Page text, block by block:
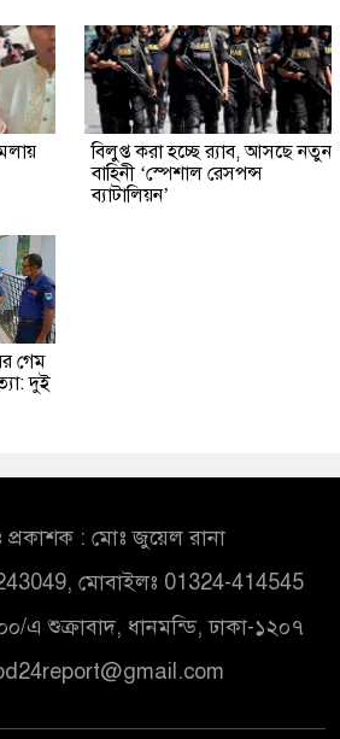
বিলুপ্ত করা হচ্ছে র‍্যাব, আসছে নতুন
বাহিনী ‘স্পেশাল রেসপন্স
ব্যাটালিয়ন’
গেম
দুই
: মোঃ জুয়েল রানা
মোবাইলঃ 01324-414545
এ শুক্রাবাদ, ধানমন্ডি, ঢাকা-১২০৭